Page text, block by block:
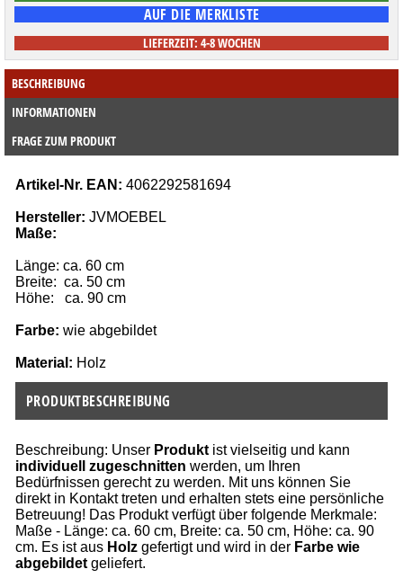
LIEFERZEIT: 4-8 WOCHEN
BESCHREIBUNG
INFORMATIONEN
FRAGE ZUM PRODUKT
Artikel-Nr. EAN: 4062292581694
Hersteller: JVMOEBEL
Maße:
Länge: ca. 60 cm
Breite:  ca. 50 cm
Höhe:   ca. 90 cm
Farbe: wie abgebildet
Material: Holz
PRODUKTBESCHREIBUNG
Beschreibung: Unser Produkt ist vielseitig und kann
individuell zugeschnitten werden, um Ihren
Bedürfnissen gerecht zu werden. Mit uns können Sie
direkt in Kontakt treten und erhalten stets eine persönliche
Betreuung! Das Produkt verfügt über folgende Merkmale:
Maße - Länge: ca. 60 cm, Breite: ca. 50 cm, Höhe: ca. 90
cm. Es ist aus Holz gefertigt und wird in der Farbe wie
abgebildet geliefert.